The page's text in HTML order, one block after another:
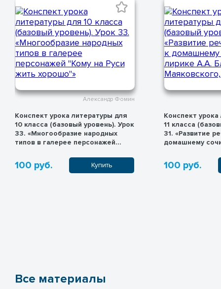
Александр Фомин
Конспект урока литературы для
10 класса (базовый уровень). Урок
33. «Многообразие народных
типов в галерее персонажей
100 руб. Купить
Конспект
11 класса
31. «Развитие
домашнему
Есенина»
100 руб.
Все материалы